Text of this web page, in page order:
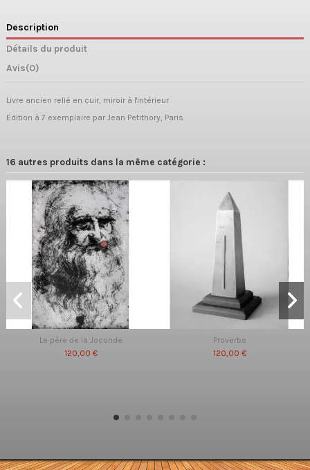
Description
Détails du produit
Avis(0)
Livre ancien relié en cuir, miroir à l'intérieur
Edition à 7 exemplaire par Jean Petithory, Paris
16 autres produits dans la même catégorie :
Le père de la Joconde
120,00 €
Proverbe
120,00 €